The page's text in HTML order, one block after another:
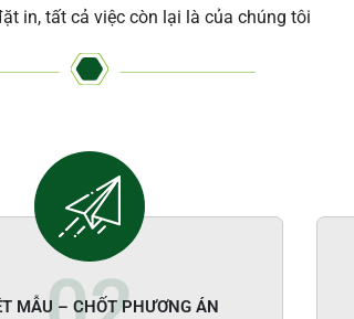
in, tất cả việc còn lại là của chúng tôi
MẪU – CHỐT PHƯƠNG ÁN